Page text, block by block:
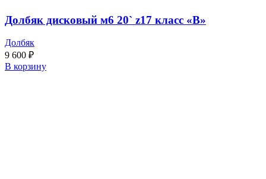
Долбяк дисковый м6 20` z17 класс «В»
Долбяк
9 600 ₽
В корзину